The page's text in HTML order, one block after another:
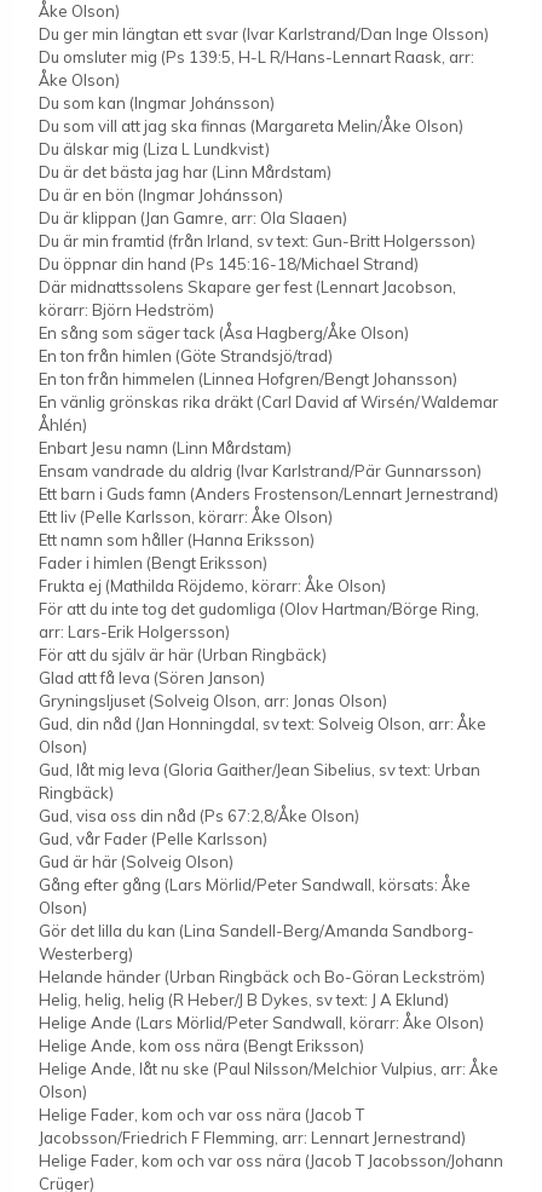
Åke Olson)
Du ger min längtan ett svar (Ivar Karlstrand/Dan Inge Olsson)
Du omsluter mig (Ps 139:5, H-L R/Hans-Lennart Raask, arr:
Åke Olson)
Du som kan (Ingmar Johánsson)
Du som vill att jag ska finnas (Margareta Melin/Åke Olson)
Du älskar mig (Liza L Lundkvist)
Du är det bästa jag har (Linn Mårdstam)
Du är en bön (Ingmar Johánsson)
Du är klippan (Jan Gamre, arr: Ola Slaaen)
Du är min framtid (från Irland, sv text: Gun-Britt Holgersson)
Du öppnar din hand (Ps 145:16-18/Michael Strand)
Där midnattssolens Skapare ger fest (Lennart Jacobson,
körarr: Björn Hedström)
En sång som säger tack (Åsa Hagberg/Åke Olson)
En ton från himlen (Göte Strandsjö/trad)
En ton från himmelen (Linnea Hofgren/Bengt Johansson)
En vänlig grönskas rika dräkt (Carl David af Wirsén/Waldemar
Åhlén)
Enbart Jesu namn (Linn Mårdstam)
Ensam vandrade du aldrig (Ivar Karlstrand/Pär Gunnarsson)
Ett barn i Guds famn (Anders Frostenson/Lennart Jernestrand)
Ett liv (Pelle Karlsson, körarr: Åke Olson)
Ett namn som håller (Hanna Eriksson)
Fader i himlen (Bengt Eriksson)
Frukta ej (Mathilda Röjdemo, körarr: Åke Olson)
För att du inte tog det gudomliga (Olov Hartman/Börge Ring,
arr: Lars-Erik Holgersson)
För att du själv är här (Urban Ringbäck)
Glad att få leva (Sören Janson)
Gryningsljuset (Solveig Olson, arr: Jonas Olson)
Gud, din nåd (Jan Honningdal, sv text: Solveig Olson, arr: Åke
Olson)
Gud, låt mig leva (Gloria Gaither/Jean Sibelius, sv text: Urban
Ringbäck)
Gud, visa oss din nåd (Ps 67:2,8/Åke Olson)
Gud, vår Fader (Pelle Karlsson)
Gud är här (Solveig Olson)
Gång efter gång (Lars Mörlid/Peter Sandwall, körsats: Åke
Olson)
Gör det lilla du kan (Lina Sandell-Berg/Amanda Sandborg-
Westerberg)
Helande händer (Urban Ringbäck och Bo-Göran Leckström)
Helig, helig, helig (R Heber/J B Dykes, sv text: J A Eklund)
Helige Ande (Lars Mörlid/Peter Sandwall, körarr: Åke Olson)
Helige Ande, kom oss nära (Bengt Eriksson)
Helige Ande, låt nu ske (Paul Nilsson/Melchior Vulpius, arr: Åke
Olson)
Helige Fader, kom och var oss nära (Jacob T
Jacobsson/Friedrich F Flemming, arr: Lennart Jernestrand)
Helige Fader, kom och var oss nära (Jacob T Jacobsson/Johann
Crüger)